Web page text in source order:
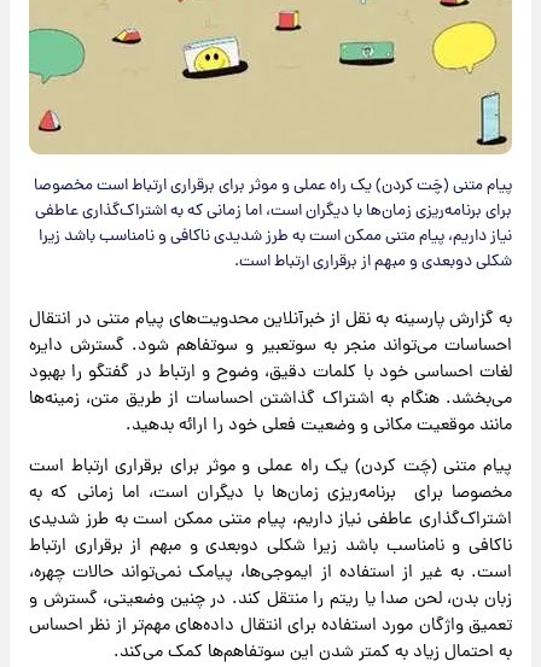
پیام متنی (چَت کردن) یک راه عملی و موثر برای برقراری ارتباط است مخصوصا
برای برنامه‌ریزی زمان‌ها با دیگران است، اما زمانی که به اشتراک‌گذاری عاطفی
نیاز داریم، پیام متنی ممکن است به طرز شدیدی ناکافی و نامناسب باشد زیرا
شکلی دوبعدی و مبهم از برقراری ارتباط است.
به گزارش پارسینه به نقل از خبرآنلاین محدویت‌های پیام‌ متنی در انتقال
احساسات می‌تواند منجر به سوتعبیر و سوتفاهم شود. گسترش دایره
لغات احساسی خود با کلمات دقیق، وضوح و ارتباط در گفتگو را بهبود
می‌بخشد. هنگام به اشتراک گذاشتن احساسات از طریق متن، زمینه‌ها
مانند موقعیت مکانی و وضعیت فعلی خود را ارائه بدهید.
پیام متنی (چَت کردن) یک راه عملی و موثر برای برقراری ارتباط است
مخصوصا برای برنامه‌ریزی زمان‌ها با دیگران است، اما زمانی که به
اشتراک‌گذاری عاطفی نیاز داریم، پیام متنی ممکن است به طرز شدیدی
ناکافی و نامناسب باشد زیرا شکلی دوبعدی و مبهم از برقراری ارتباط
است. به غیر از استفاده از ایموجی‌ها، پیامک نمی‌تواند حالات چهره،
زبان بدن، لحن صدا یا ریتم را منتقل کند. در چنین وضعیتی، گسترش و
تعمیق واژگان مورد استفاده برای انتقال داده‌های مهم‌تر از نظر احساس
به احتمال زیاد به کمتر شدن این سوتفاهم‌ها کمک می‌کند.